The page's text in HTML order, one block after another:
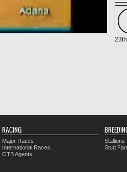
RACING
Major Races
International Races
OTB Agents
Stallions
Stud